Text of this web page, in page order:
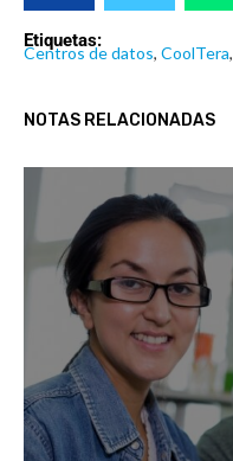
Etiquetas:
Centros de datos, CoolTera,
NOTAS RELACIONADAS